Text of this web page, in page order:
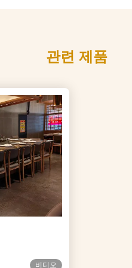
관련 제품
비디오